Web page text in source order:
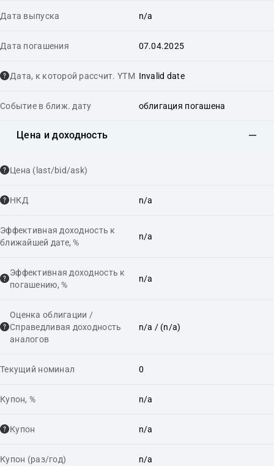
Дата выпуска n/a
Дата погашения 07.04.2025
Дата, к которой рассчит. YTM Invalid date
Событие в ближ. дату облигация погашена
Цена и доходность
Цена (last/bid/ask)
НКД n/a
Эффективная доходность к
ближайшей дате, %
n/a
Эффективная доходность к
погашению, %
n/a
Оценка облигации /
Справедливая доходность
аналогов
n/a / (n/a)
Текущий номинал 0
Купон, % n/a
Купон n/a
Купон (раз/год) n/a